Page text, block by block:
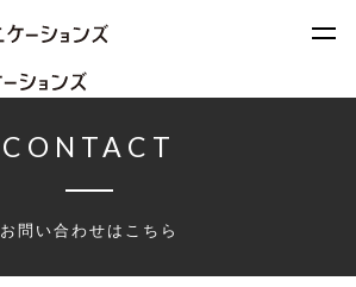
CONTACT
お問い合わせはこちら